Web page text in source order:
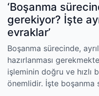
‘Boşanma
gerekiyor? İşte
evraklar’
Boşanma sürecinde,
hazırlanması
işleminin doğru ve hızlı
önemlidir. İşte boşanma